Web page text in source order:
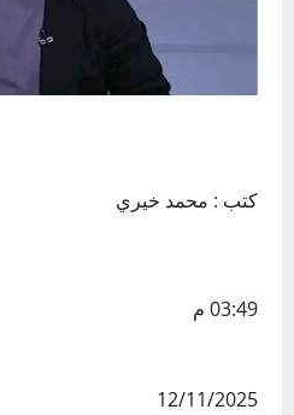
كتب : محمد خيري
03:49 م
12/11/2025